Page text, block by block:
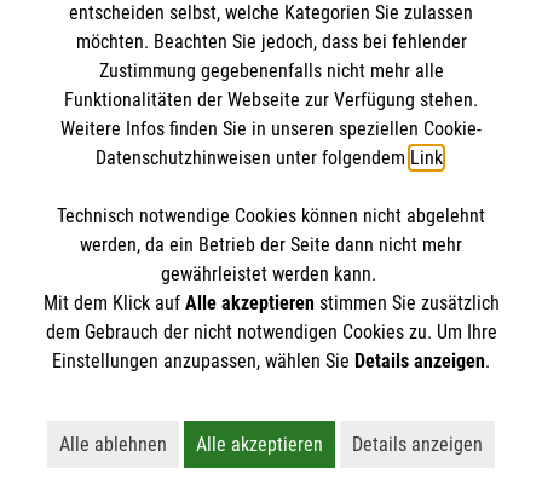
Großevents gehört zu den festen Aufgaben der
Malteser in Görlitz. Die meist ehrenamtlichen
Mitarbeitenden des Malteser Sanitätsdiensts leisten
wirksame Hilfe in der Notfallvorsorge.
Veranstaltungen ab einer gewissen Dimension bzw.
mit einer bestimmten Charakteristik erfordern einen
qualifizierten Sanitätsdienst. Überall da, wo viele
Menschen zusammenkommen, erhöht sich
naturgemäß das Notfallrisiko. Neben der freiwilligen
Absicherung umsichtiger Veranstalter ergibt sich
die Notwendigkeit eines Sanitätsdienstes nicht
Beispiel den Auflagen von Sportverbänden für die
Sven Jarke
Mobil0170 7030715
Nachricht senden
Weitere Informationen zum Malteser
entscheiden selbst, welche Kategorien Sie zulassen
möchten. Beachten Sie jedoch, dass bei fehlender
Zustimmung gegebenenfalls nicht mehr alle
Funktionalitäten der Webseite zur Verfügung stehen.
Weitere Infos finden Sie in unseren speziellen Cookie-
Datenschutzhinweisen unter folgendem Link.
Technisch notwendige Cookies können nicht abgelehnt
werden, da ein Betrieb der Seite dann nicht mehr
gewährleistet werden kann.
Mit dem Klick auf Alle akzeptierenstimmen Sie zusätzlich
dem Gebrauch der nicht notwendigen Cookies zu. Um Ihre
Einstellungen anzupassen, wählen Sie Details anzeigen.
Alle ablehnen
Lehnt alle nicht-essentiellen Cookies ab
Alle akzeptieren
Akzeptiert alle Cookies
Details anzeigen